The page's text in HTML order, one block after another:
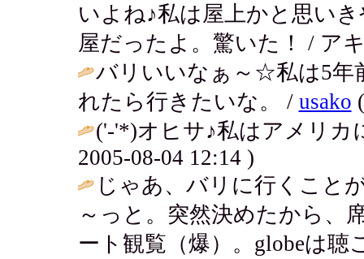
いよね♪私は屋上かと思い
屋だったよ。驚いた！ / ア
バリいいなぁ～☆私は5年
れたら行きたいな。 / usako
('-'*)オヒサ♪私はアメリ
2005-08-04 12:14 )
じゃあ、バリに行くこと
～っと。突然決めたから
ート観覧（爆）。globeは